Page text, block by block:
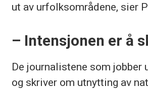
ut av urfolksområdene, sier
– Intensjonen er å
De journalistene som jobber
og skriver om utnytting av